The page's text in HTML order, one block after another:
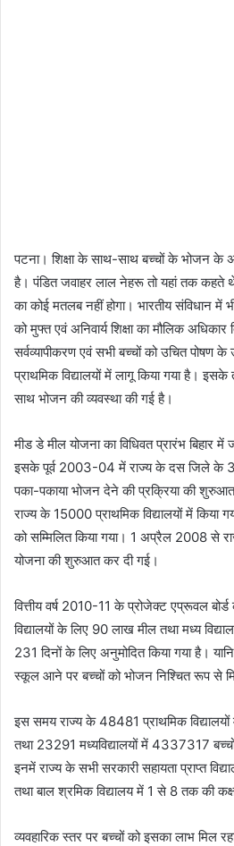
पटना। शिक्षा के साथ-साथ बच्चों के भोजन के
है। पंडित जवाहर लाल नेहरू तो यहां तक कहते
का कोई मतलब नहीं होगा। भारतीय संविधान
को मुफ्त एवं अनिवार्य शिक्षा का मौलिक अधिकार
सर्वव्यापीकरण एवं सभी बच्चों को उचित पोषण
प्राथमिक विद्यालयों में लागू किया गया है।
साथ भोजन की व्यवस्था की गई है।
मीड डे मील योजना का विधिवत प्रारंभ बिहार
इसके पूर्व 2003-04 में राज्य के दस जिले के
पका-पकाया भोजन देने की प्रक्रिया की शुरुआत
राज्य के 15000 प्राथमिक विद्यालयों में
को सम्मिलित किया गया। 1 अप्रैल 2008 से
योजना की शुरुआत कर दी गई।
वित्तीय वर्ष 2010-11 के प्रोजेक्ट एप्रूवल
विद्यालयों के लिए 90 लाख मील तथा मध्य
231 दिनों के लिए अनुमोदित किया गया है।
स्कूल आने पर बच्चों को भोजन निश्चित रूप से
इस समय राज्य के 48481 प्राथमिक
तथा 23291 मध्यविद्यालयों में 4337317
इनमें राज्य के सभी सरकारी सहायता प्राप्त
तथा बाल श्रमिक विद्यालय में 1 से 8 तक की
व्यवहारिक स्तर पर बच्चों को इसका लाभ मिल